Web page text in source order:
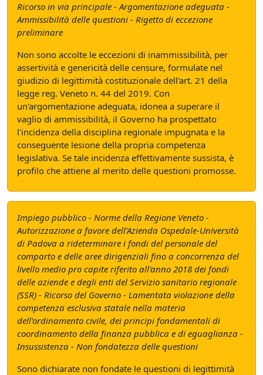
Ricorso in via principale - Argomentazione adeguata -
Ammissibilità delle questioni - Rigetto di eccezione
preliminare
Non sono accolte le eccezioni di inammissibilità, per
assertività e genericità delle censure, formulate nel
giudizio di legittimità costituzionale dell'art. 21 della
legge reg. Veneto n. 44 del 2019. Con
un'argomentazione adeguata, idonea a superare il
vaglio di ammissibilità, il Governo ha prospettato
l'incidenza della disciplina regionale impugnata e la
conseguente lesione della propria competenza
legislativa. Se tale incidenza effettivamente sussista, è
profilo che attiene al merito delle questioni promosse.
Impiego pubblico - Norme della Regione Veneto -
Autorizzazione a favore dell'Azienda Ospedale-Università
di Padova a rideterminare i fondi del personale del
comparto e delle aree dirigenziali fino a concorrenza del
livello medio pro capite riferito all'anno 2018 dei fondi
delle aziende e degli enti del Servizio sanitario regionale
(SSR) - Ricorso del Governo - Lamentata violazione della
competenza esclusiva statale nella materia
dell'ordinamento civile, dei principi fondamentali di
coordinamento della finanza pubblica e di eguaglianza -
Insussistenza - Non fondatezza delle questioni
Sono dichiarate non fondate le questioni di legittimità